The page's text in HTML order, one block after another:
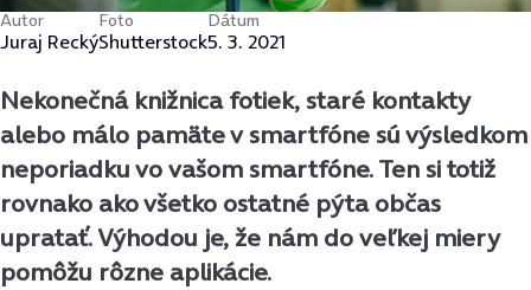
Autor
Juraj Recký
Foto
Shutterstock
Dátum
5. 3. 2021
Nekonečná knižnica fotiek, staré kontakty
alebo málo pamäte v smartfóne sú výsledkom
neporiadku vo vašom smartfóne. Ten si totiž
rovnako ako všetko ostatné pýta občas
upratať. Výhodou je, že nám do veľkej miery
pomôžu rôzne aplikácie.